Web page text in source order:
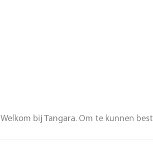
Welkom bij Tangara. Om te kunnen